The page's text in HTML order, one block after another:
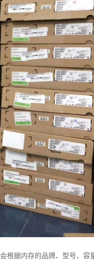
根据内存的品牌、型号、容